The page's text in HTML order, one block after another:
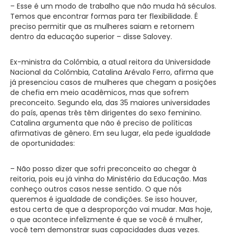
– Esse é um modo de trabalho que não muda há séculos.
Temos que encontrar formas para ter flexibilidade. É
preciso permitir que as mulheres saiam e retornem
dentro da educação superior – disse Salovey.
Ex-ministra da Colômbia, a atual reitora da Universidade
Nacional da Colômbia, Catalina Arévalo Ferro, afirma que
já presenciou casos de mulheres que chegam a posições
de chefia em meio acadêmicos, mas que sofrem
preconceito. Segundo ela, das 35 maiores universidades
do país, apenas três têm dirigentes do sexo feminino.
Catalina argumenta que não é preciso de políticas
afirmativas de gênero. Em seu lugar, ela pede igualdade
de oportunidades:
– Não posso dizer que sofri preconceito ao chegar à
reitoria, pois eu já vinha do Ministério da Educação. Mas
conheço outros casos nesse sentido. O que nós
queremos é igualdade de condições. Se isso houver,
estou certa de que a desproporção vai mudar. Mas hoje,
o que acontece infelizmente é que se você é mulher,
você tem demonstrar suas capacidades duas vezes.